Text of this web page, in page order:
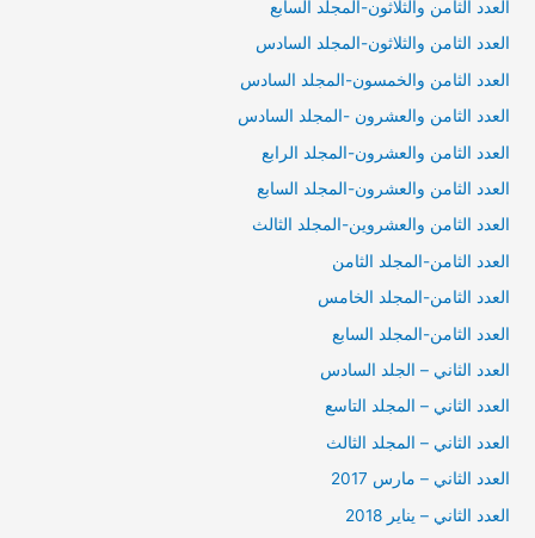
العدد الثامن والثلاثون-المجلد السابع
العدد الثامن والثلاثون-المجلد السادس
العدد الثامن والخمسون-المجلد السادس
العدد الثامن والعشرون -المجلد السادس
العدد الثامن والعشرون-المجلد الرابع
العدد الثامن والعشرون-المجلد السابع
العدد الثامن والعشروين-المجلد الثالث
العدد الثامن-المجلد الثامن
العدد الثامن-المجلد الخامس
العدد الثامن-المجلد السابع
العدد الثاني – الجلد السادس
العدد الثاني – المجلد التاسع
العدد الثاني – المجلد الثالث
العدد الثاني – مارس 2017
العدد الثاني – يناير 2018